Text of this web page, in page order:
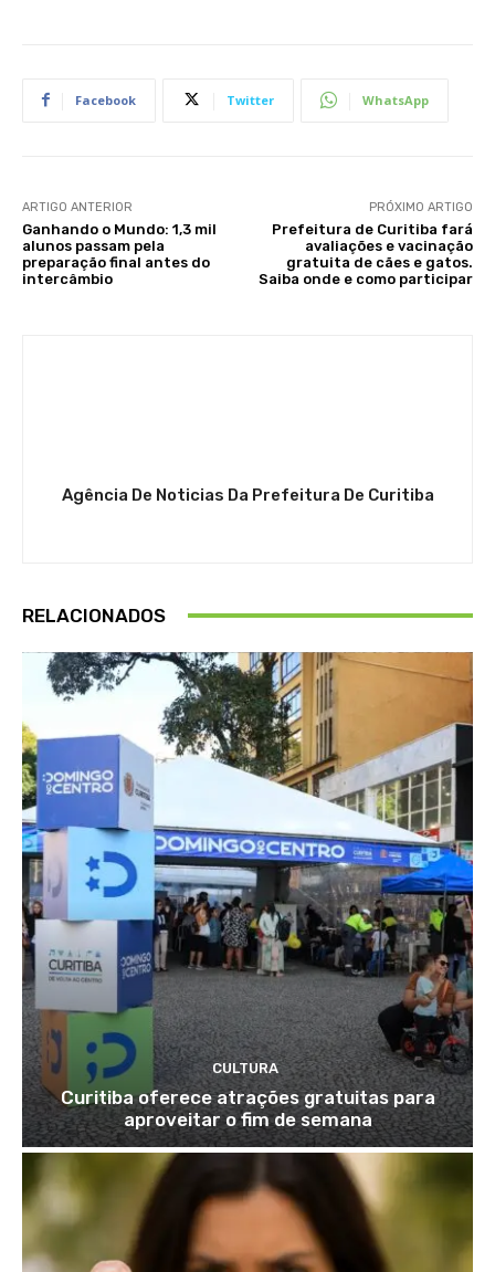
Facebook Twitter WhatsApp
ARTIGO ANTERIOR
Ganhando o Mundo: 1,3 mil
alunos passam pela
preparação final antes do
intercâmbio
PRÓXIMO ARTIGO
Prefeitura de Curitiba fará
avaliações e vacinação
gratuita de cães e gatos.
Saiba onde e como participar
Agência De Noticias Da Prefeitura De Curitiba
RELACIONADOS
CULTURA
Curitiba oferece atrações gratuitas para
aproveitar o fim de semana